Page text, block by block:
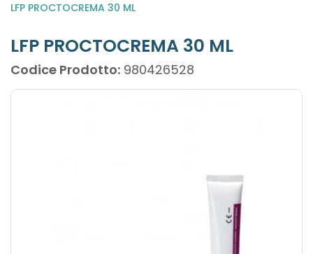
LFP PROCTOCREMA 30 ML
LFP PROCTOCREMA 30 ML
Codice Prodotto: 980426528